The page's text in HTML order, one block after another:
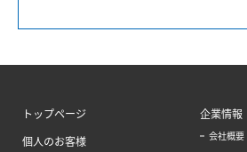
トップページ
個人のお客様
企業情報
会社概要